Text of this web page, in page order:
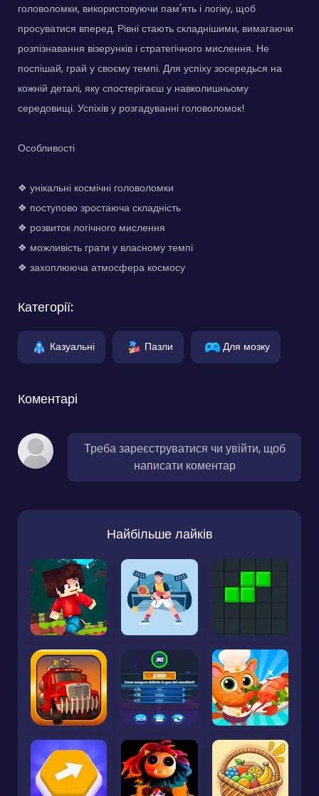
головоломки, використовуючи пам'ять і логіку, щоб
просуватися вперед. Рівні стають складнішими, вимагаючи
розпізнавання візерунків і стратегічного мислення. Не
поспішай, грай у своєму темпі. Для успіху зосередься на
кожній деталі, яку спостерігаєш у навколишньому
середовищі. Успіхів у розгадуванні головоломок!
Особливості
❖ унікальні космічні головоломки
❖ поступово зростаюча складність
❖ розвиток логічного мислення
❖ можливість грати у власному темпі
❖ захоплююча атмосфера космосу
Категорії:
Казуальні Пазли Для мозку
Коментарі
Треба зареєструватися чи увійти, щоб
написати коментар
Найбільше лайків